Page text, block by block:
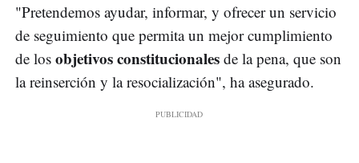
"Pretendemos ayudar, informar, y ofrecer un servicio
de seguimiento que permita un mejor cumplimiento
de los objetivos constitucionales de la pena, que son
la reinserción y la resocialización", ha asegurado.